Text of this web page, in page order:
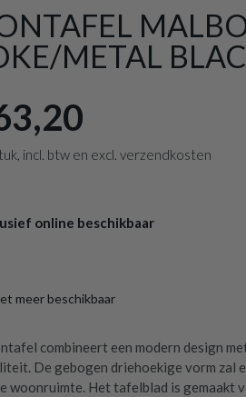
METAL
incl. btw en excl. verzendkosten
online beschikbaar
meer beschikbaar
combineert een modern design
De gebogen driehoekige vorm zal
woonruimte. Het tafelblad is gemaakt